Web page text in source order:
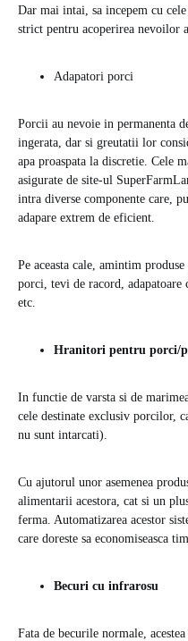
Dar mai intai, sa incepem cu
strict pentru acoperirea nevoilor
Adapatori porci
Porcii au nevoie in permanenta
ingerata, dar si greutatii lor
apa proaspata la discretie. Cele
asigurate de site-ul
intra diverse componente care,
adapare extrem de eficient.
Pe aceasta cale, amintim
porci, tevi de racord,
etc.
Hranitori pentru porci/
In functie de varsta si de
cele destinate exclusiv porcilor,
nu sunt intarcati).
Cu ajutorul unor asemenea
alimentarii acestora, cat si un
ferma. Automatizarea acestor
care doreste sa economiseasca
Becuri cu infrarosu
Fata de becurile normale,